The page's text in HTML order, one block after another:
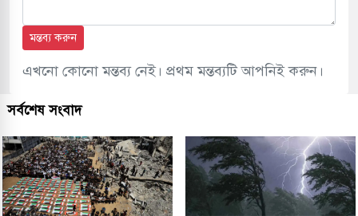
মন্তব্য করুন
এখনো কোনো মন্তব্য নেই। প্রথম মন্তব্যটি আপনিই করুন।
সর্বশেষ সংবাদ